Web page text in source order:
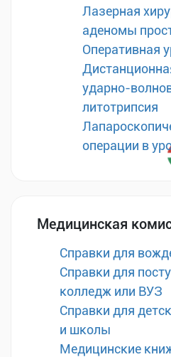
Лазерная
аденомы
Оперативная
ударно-
литотрипсия
операции в
Медицинская
Справки для
Справки для
колледж или ВУЗ
Справки для
и школы
Медицинские